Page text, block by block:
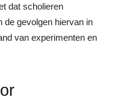
dat scholieren
de gevolgen hiervan in
van experimenten en